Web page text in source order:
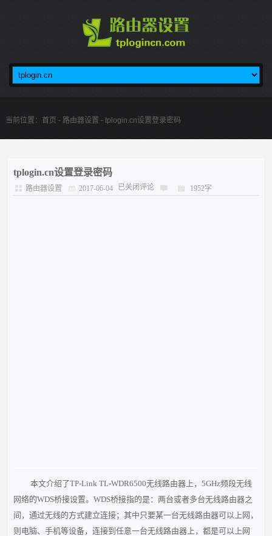
当前位置： 首页 - 路由器设置 - tplogin.cn设置登录密码
tplogin.cn设置登录密码
路由器设置 2017-06-04 已关闭评论 1952字
本文介绍了TP-Link TL-WDR6500无线路由器上，5GHz频段无线
网络的WDS桥接设置。WDS桥接指的是：两台或者多台无线路由器之
间，通过无线的方式建立连接；其中只要某一台无线路由器可以上网，
则电脑、手机等设备，连接到任意一台无线路由器上，都是可以上网